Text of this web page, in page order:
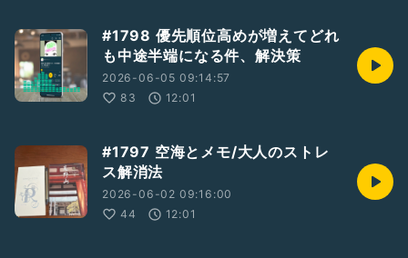
#1798 優先順位高めが増えてどれ
も中途半端になる件、解決策
2026-06-05 09:14:57
83
12:01
#1797 空海とメモ/大人のストレ
ス解消法
2026-06-02 09:16:00
44
12:01